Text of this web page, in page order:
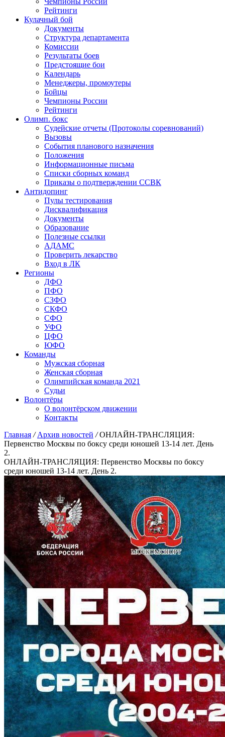
Рейтинги
Кулачный бой
Документы
Структура департамента
Комиссии
Результаты боев
Предстоящие бои
Календарь
Менеджеры, промоутеры
Бойцы
Чемпионы России
Рейтинги
Олимп. бокс
Судейские отчеты (Протоколы соревнований)
Вызовы
События планового назначения
Положения
Информационные письма
Списки сборных команд
Приказы о подтверждении ССВК
Антидопинг
Пулы тестирования
Дисквалификация
Документы
Образование
Полезные ссылки
АДАМС
Проверить лекарство
Вход в ЛК
Регионы
ДФО
ПФО
СЗФО
СКФО
СФО
УФО
ЦФО
ЮФО
Команды
Мужская сборная
Женская сборная
Олимпийская команда 2021
Судьи
Волонтёры
О волонтёрском движении
Контакты
Главная / Архив новостей /ОНЛАЙН-ТРАНСЛЯЦИЯ:
Первенство Москвы по боксу среди юношей 13-14 лет. День
2.
ОНЛАЙН-ТРАНСЛЯЦИЯ: Первенство Москвы по боксу
среди юношей 13-14 лет. День 2.